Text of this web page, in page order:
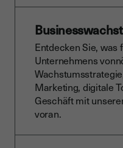
Entdecken Sie, was
Unternehmens
Marketing, digitale
Geschäft mit
voran.